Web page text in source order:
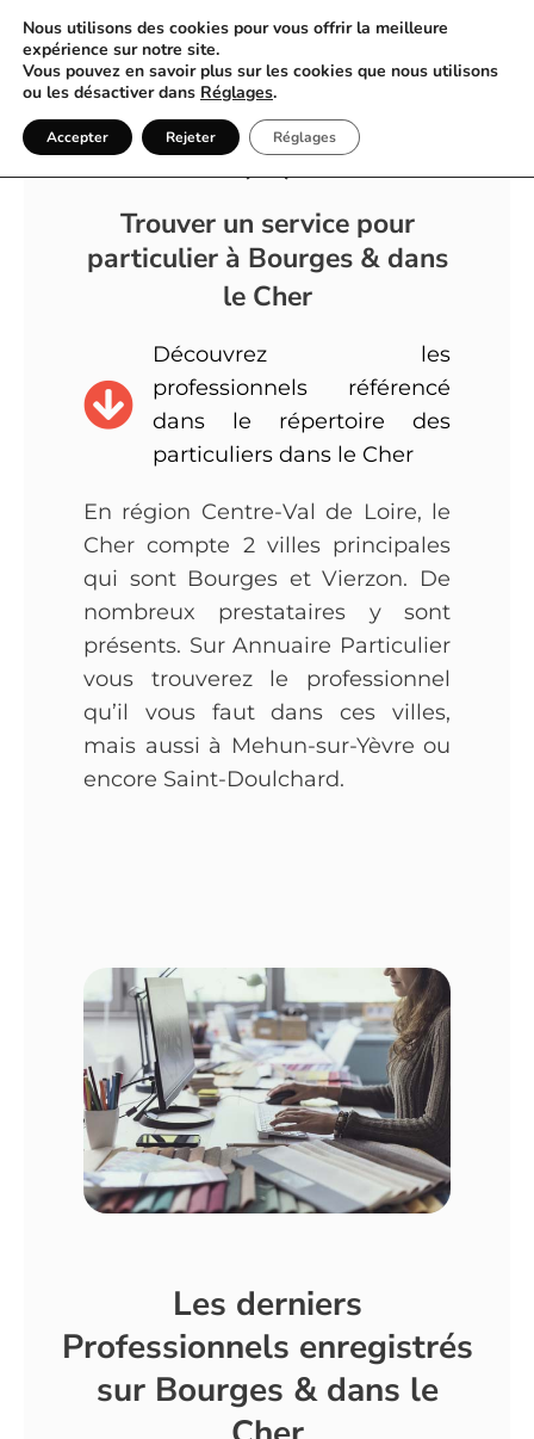
Annuaire Particulier Cher
(18)
Trouver un service pour
particulier à Bourges & dans
le Cher
Découvrez les
professionnels référencé
dans le répertoire des
particuliers dans le Cher
En région Centre-Val de Loire, le
Cher compte 2 villes principales
qui sont Bourges et Vierzon. De
nombreux prestataires y sont
présents. Sur Annuaire Particulier
vous trouverez le professionnel
qu’il vous faut dans ces villes,
mais aussi à Mehun-sur-Yèvre ou
encore Saint-Doulchard.
Les derniers
Professionnels enregistrés
sur Bourges & dans le
Nous utilisons des cookies pour vous offrir la meilleure
expérience sur notre site.
Vous pouvez en savoir plus sur les cookies que nous utilisons
ou les désactiver dans Réglages.
Accepter Rejeter Réglages